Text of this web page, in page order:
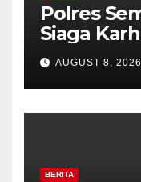
Polres
Siaga
Tekankan
Kemarau.
AUGUST 8, 2026
BERITA